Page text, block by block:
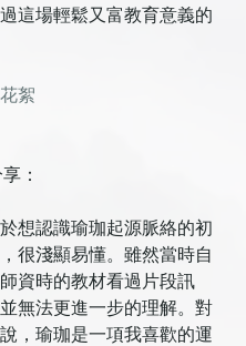
這場輕鬆又富教育意義的
絮
：
想認識瑜珈起源脈絡的初
很淺顯易懂。雖然當時自
資時的教材看過片段訊
無法更進一步的理解。對
，瑜珈是一項我喜歡的運